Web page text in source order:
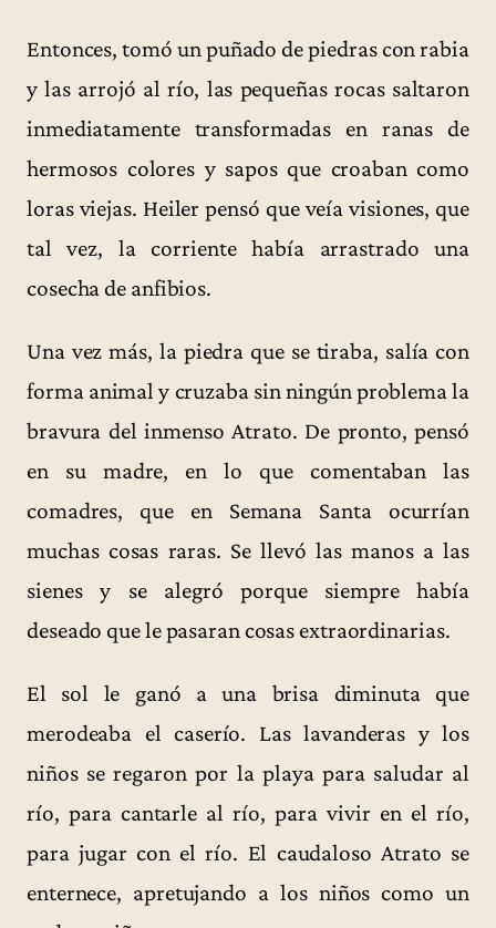
Entonces, tomó un puñado de piedras con rabia
y las arrojó al río, las pequeñas rocas saltaron
inmediatamente transformadas en ranas de
hermosos colores y sapos que croaban como
loras viejas. Heiler pensó que veía visiones, que
tal vez, la corriente había arrastrado una
cosecha de anfibios.
Una vez más, la piedra que se tiraba, salía con
forma animal y cruzaba sin ningún problema la
bravura del inmenso Atrato. De pronto, pensó
en su madre, en lo que comentaban las
comadres, que en Semana Santa ocurrían
muchas cosas raras. Se llevó las manos a las
sienes y se alegró porque siempre había
deseado que le pasaran cosas extraordinarias.
El sol le ganó a una brisa diminuta que
merodeaba el caserío. Las lavanderas y los
niños se regaron por la playa para saludar al
río, para cantarle al río, para vivir en el río,
para jugar con el río. El caudaloso Atrato se
enternece, apretujando a los niños como un